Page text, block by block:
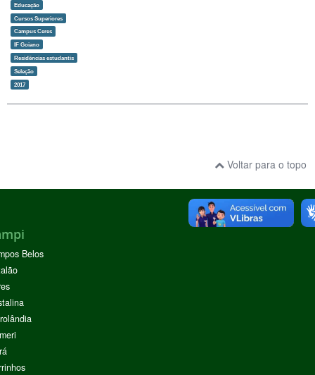
Educação
Cursos Superiores
Campus Ceres
IF Goiano
Residências estudantis
Seleção
2017
Voltar para o topo
Belos